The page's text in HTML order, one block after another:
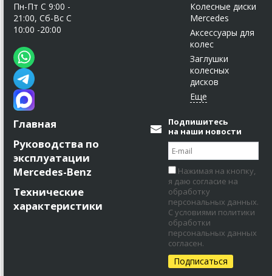
Пн-Пт C 9:00 -
21:00, Сб-Вс С
10:00 -20:00
Колесные диски
Mercedes
Аксессуары для
колес
Заглушки
колесных
дисков
Главная
Руководства по
эксплуатации
Mercedes-Benz
Технические
характеристики
Подпишитесь
на наши новости
Нажимая на кнопку,
я даю согласие на
обработку
персональных данных.
С условиями политики
обработки
персональных данных
согласен.